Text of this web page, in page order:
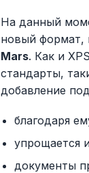
На данный
новый формат,
Mars. Как и
стандарты,
добавление
благодаря
упрощается
документы